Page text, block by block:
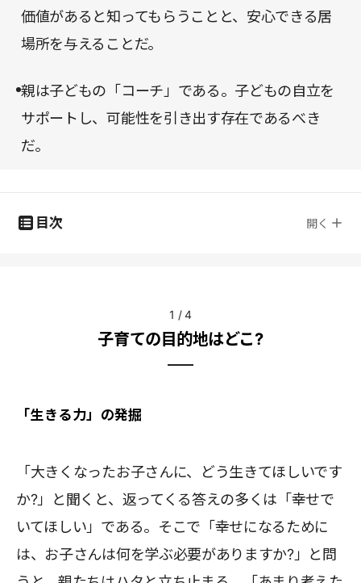
価値があると知ってもらうことと、安心できる居
場所を与えることだ。
親は子どもの「コーチ」である。子どもの自立を
サポートし、可能性を引き出す存在であるべき
だ。
目次 開く
1 /4
子育ての目的地はどこ?
「生きる力」の発掘
「大きくなったお子さんに、どう生きてほしいです
か?」と聞くと、返ってくる答えの多くは「幸せで
いてほしい」である。そこで「幸せになるために
は、お子さんは何を学ぶ必要がありますか?」と問